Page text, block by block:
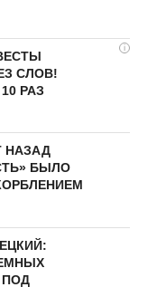
i
СЛОВ!
РАЗ
НАЗАД
БЫЛО